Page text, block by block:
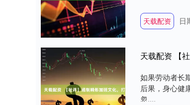
天载配资 日
天载配资 【
如果劳动者长
后果，身心健
忽....